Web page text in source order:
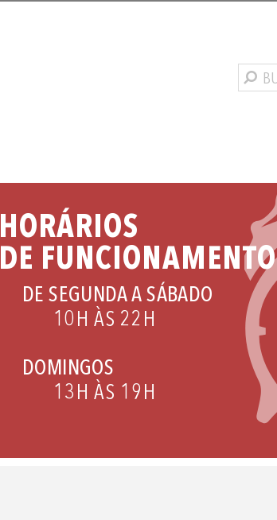
HORÁRIOS
DE FUNCIONAMENTO
DE SEGUNDA A SÁBADO
10H ÀS 22H
DOMINGOS
13H ÀS 19H